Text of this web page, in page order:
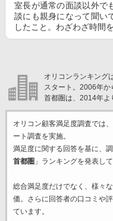
室長が通常の面談以外で
談にも親身になって聞い
したこと。わざわざ時間
オリコンランキング
スタート。2006年
首都圏は、2014年よ
オリコン顧客満足度調査では
ート調査を実施。
満足度に関する回答を基に、
首都圏 」ランキングを発表して
総合満足度だけでなく、様々
価。さらに回答者の口コミや
ています。